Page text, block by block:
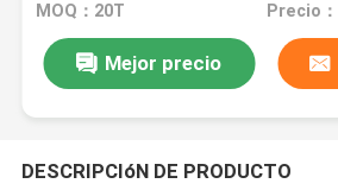
MOQ：20T
Mejor precio
DESCRIPCIóN DE PRODUCTO